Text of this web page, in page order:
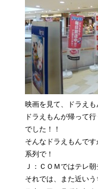
映画を見て、ドラえ
ドラえもんが帰って
でした！！
そんなドラえもんで
系列で！
Ｊ：ＣＯＭではテレ
それでは、また近いう